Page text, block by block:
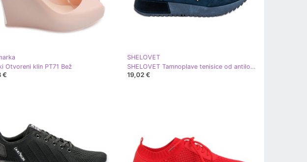
Otvoreni klin PT71 Bež
€
SHELOVET
SHELOVET Tamnoplave tenisice od antilopa plava
19,02 €